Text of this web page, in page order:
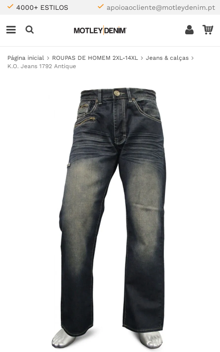
4000+ ESTILOS apoioaocliente@motleydenim.pt
Página inicial ROUPAS DE HOMEM 2XL-14XL
Jeans & calças
K.O. Jeans 1792 Antique